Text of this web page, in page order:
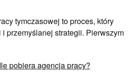
tymczasowej to proces, który
przemyślanej strategii. Pierwszym
Ile pobiera agencja pracy?